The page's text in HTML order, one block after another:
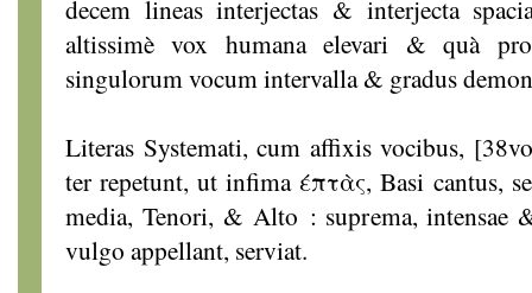
decem lineas interjectas & interjecta
altissimè vox humana elevari & quà
singulorum vocum intervalla & gradus
Literas Systemati, cum affixis vocibus,
ter repetunt, ut infima έπτὰς, Basi cantus,
media, Tenori, & Alto : suprema, intensae
vulgo appellant, serviat.